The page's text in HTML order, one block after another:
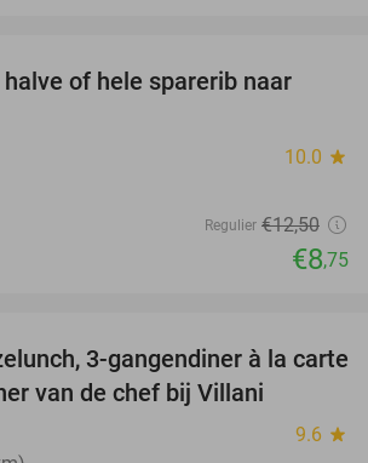
of hele sparerib naar
10.0 star
Regulier €12,50
€8,75
52%
3-gangendiner à la carte
van de chef bij Villani
9.6 star